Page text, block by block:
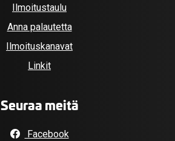
Ilmoitustaulu
Anna palautetta
Ilmoituskanavat
Linkit
Seuraa meitä
Facebook